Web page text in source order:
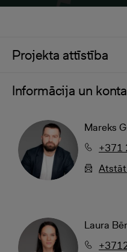
Projekta attīstība
Informācija un
Mareks
+371
Laura